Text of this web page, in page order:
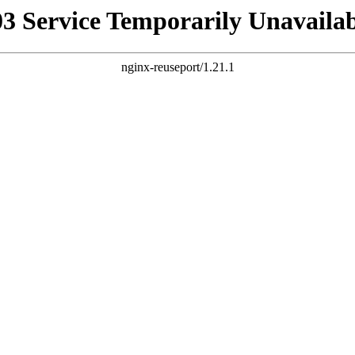
Service Temporarily
nginx-reuseport/1.21.1